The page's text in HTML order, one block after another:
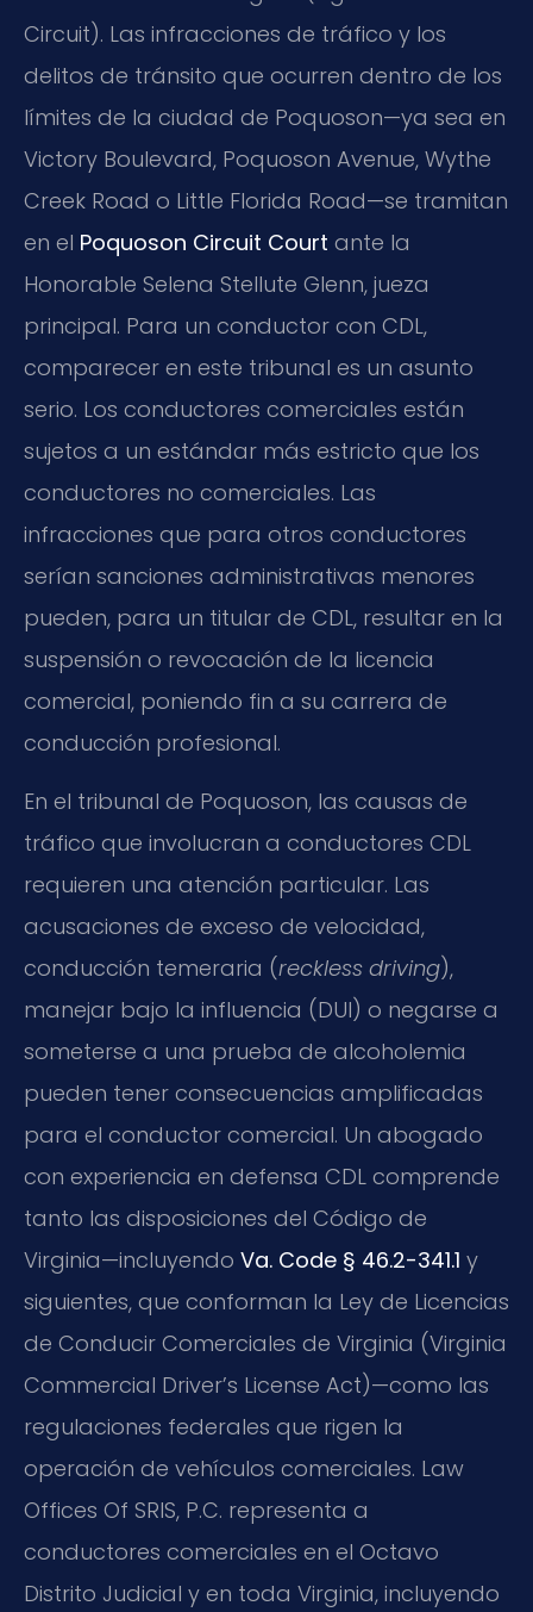
Circuit). Las infracciones de tráfico y los
delitos de tránsito que ocurren dentro de los
límites de la ciudad de Poquoson—ya sea en
Victory Boulevard, Poquoson Avenue, Wythe
Creek Road o Little Florida Road—se tramitan
en el Poquoson Circuit Court ante la
Honorable Selena Stellute Glenn, jueza
principal. Para un conductor con CDL,
comparecer en este tribunal es un asunto
serio. Los conductores comerciales están
sujetos a un estándar más estricto que los
conductores no comerciales. Las
infracciones que para otros conductores
serían sanciones administrativas menores
pueden, para un titular de CDL, resultar en la
suspensión o revocación de la licencia
comercial, poniendo fin a su carrera de
conducción profesional.
En el tribunal de Poquoson, las causas de
tráfico que involucran a conductores CDL
requieren una atención particular. Las
acusaciones de exceso de velocidad,
conducción temeraria (reckless driving),
manejar bajo la influencia (DUI) o negarse a
someterse a una prueba de alcoholemia
pueden tener consecuencias amplificadas
para el conductor comercial. Un abogado
con experiencia en defensa CDL comprende
tanto las disposiciones del Código de
Virginia—incluyendo Va. Code § 46.2-341.1 y
siguientes, que conforman la Ley de Licencias
de Conducir Comerciales de Virginia (Virginia
Commercial Driver’s License Act)—como las
regulaciones federales que rigen la
operación de vehículos comerciales. Law
Offices Of SRIS, P.C. representa a
conductores comerciales en el Octavo
Distrito Judicial y en toda Virginia, incluyendo